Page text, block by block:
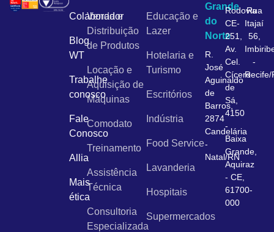
Colaborador
Blog
WT
Trabalhe
conosco
Fale
Conosco
Allia
Mais
ética
Venda e
Distribuição
de Produtos
Locação e
Aquisição de
Máquinas
Comodato
Treinamento
Assistência
Técnica
Consultoria
Especializada
Educação e
Lazer
Hotelaria e
Turismo
Escritórios
Indústria
Food Service
Lavanderia
Hospitais
Supermercados
Grande
do
Norte
R.
José
Aguinaldo
de
Barros,
2874
Candelária
-
Natal/RN
Rodovia
CE-
251,
Av.
Cel.
Cícero
de
Sá,
4150
-
Baixa
Grande,
Aquiraz
- CE,
61700-
000
Rua
Itajaí
56,
-
Recife/